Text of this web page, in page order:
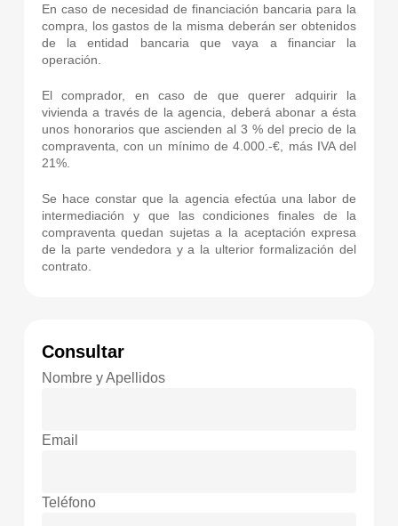
En caso de necesidad de financiación bancaria para la
compra, los gastos de la misma deberán ser obtenidos
de la entidad bancaria que vaya a financiar la
operación.
El comprador, en caso de que querer adquirir la
vivienda a través de la agencia, deberá abonar a ésta
unos honorarios que ascienden al 3 % del precio de la
compraventa, con un mínimo de 4.000.-€, más IVA del
21%.
Se hace constar que la agencia efectúa una labor de
intermediación y que las condiciones finales de la
compraventa quedan sujetas a la aceptación expresa
de la parte vendedora y a la ulterior formalización del
contrato.
Consultar
Nombre y Apellidos
Email
Teléfono